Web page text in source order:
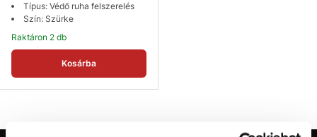
Típus: Védő ruha felszerelés
Szín: Szürke
Raktáron 2 db
Kosárba